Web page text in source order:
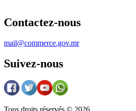
Contactez-nous
mail@commerce.gov.mr
Suivez-nous
Tous droits réservés © 2026